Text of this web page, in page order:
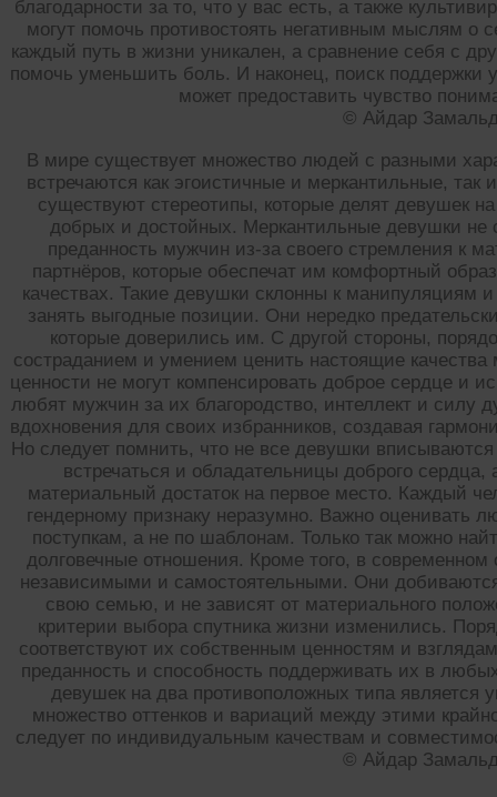
благодарности за то, что у вас есть, а также
могут помочь противостоять негативным мыслям о
каждый путь в жизни уникален, а сравнение себя с
помочь уменьшить боль. И наконец, поиск поддержки
может предоставить чувство
© Айдар
В мире существует множество людей с разными
встречаются как эгоистичные и меркантильные,
существуют стереотипы, которые делят девушек
добрых и достойных. Меркантильные девушки не
преданность мужчин из-за своего стремления к
партнёров, которые обеспечат им комфортный
качествах. Такие девушки склонны к манипуляциям
занять выгодные позиции. Они нередко
которые доверились им. С другой стороны,
состраданием и умением ценить настоящие
ценности не могут компенсировать доброе сердце и
любят мужчин за их благородство, интеллект и силу
вдохновения для своих избранников, создавая
Но следует помнить, что не все девушки
встречаться и обладательницы доброго
материальный достаток на первое место. Каждый
гендерному признаку неразумно. Важно оценивать
поступкам, а не по шаблонам. Только так можно
долговечные отношения. Кроме того, в
независимыми и самостоятельными. Они
свою семью, и не зависят от материального
критерии выбора спутника жизни изменились.
соответствуют их собственным ценностям и
преданность и способность поддерживать их в
девушек на два противоположных типа является
множество оттенков и вариаций между этими
следует по индивидуальным качествам и
© Айдар